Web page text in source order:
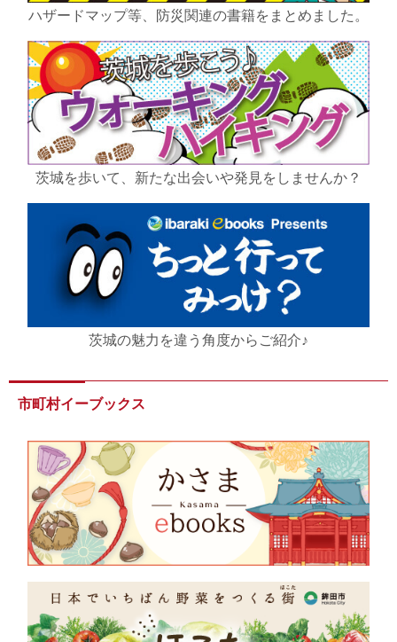
ハザードマップ等、防災関連の書籍をまとめました。
茨城を歩いて、新たな出会いや発見をしませんか？
茨城の魅力を違う角度からご紹介♪
市町村イーブックス